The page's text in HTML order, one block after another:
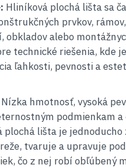
Hliníková plochá lišta sa
prvkov,
obkladov alebo
technické riešenia, kde
ľahkosti, pevnosti a
Nízka hmotnosť, vysoká
podmienkam
plochá lišta je jednoducho
tvaruje a upravuje
čo z nej robí obľúbený